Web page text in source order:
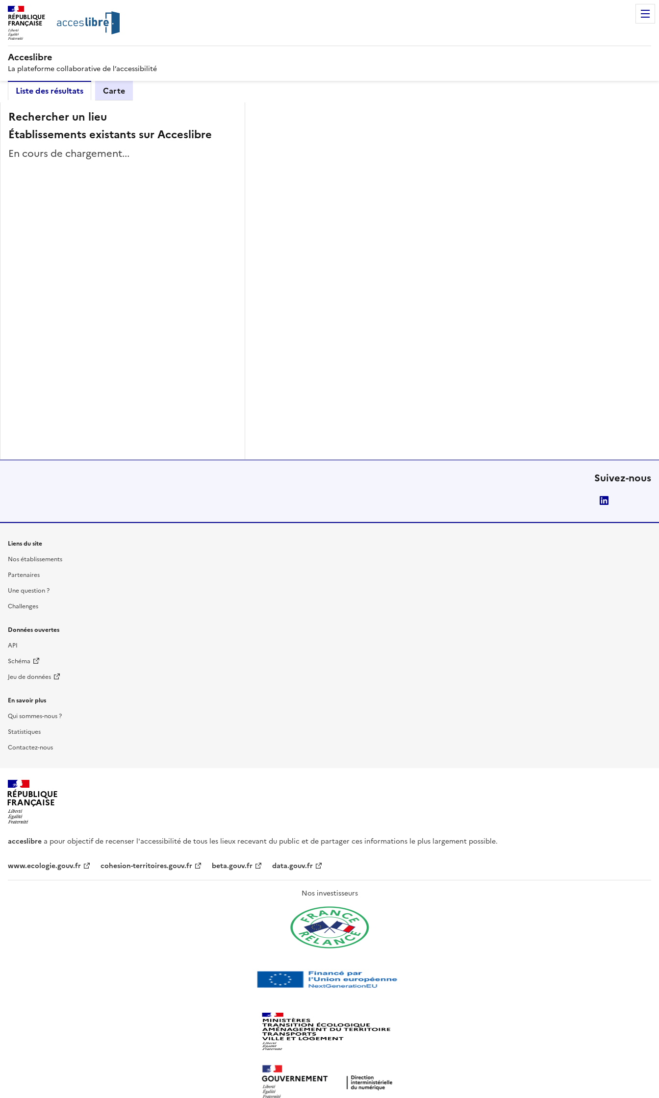
RÉPUBLIQUE
FRANÇAISE
Acceslibre
La plateforme collaborative de l’accessibilité
Liste des résultats Carte
Rechercher un lieu
Établissements existants sur Acceslibre
En cours de chargement...
Suivez-nous
Liens du site
Nos établissements
Partenaires
Une question ?
Challenges
Données ouvertes
API
Schéma
Jeu de données
En savoir plus
Qui sommes-nous ?
Statistiques
Contactez-nous
RÉPUBLIQUE
FRANÇAISE
acceslibre a pour objectif de recenser l'accessibilité de tous les lieux recevant du public et de partager ces informations le plus largement possible.
www.ecologie.gouv.fr cohesion-territoires.gouv.fr beta.gouv.fr data.gouv.fr
Nos investisseurs